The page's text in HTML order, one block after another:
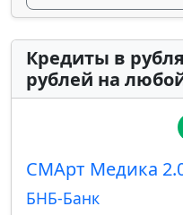
Кредиты в
рублей на
СМАрт Медика
БНБ-Банк